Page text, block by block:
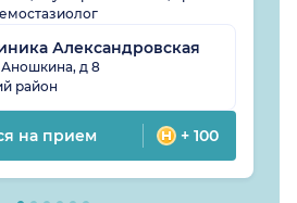
Александровская
Аношкина, д 8
район
на прием + 100